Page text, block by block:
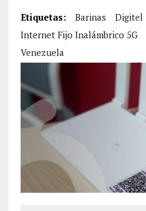
Etiquetas: Barinas
Digitel
Internet Fijo Inalámbrico 5G
Venezuela